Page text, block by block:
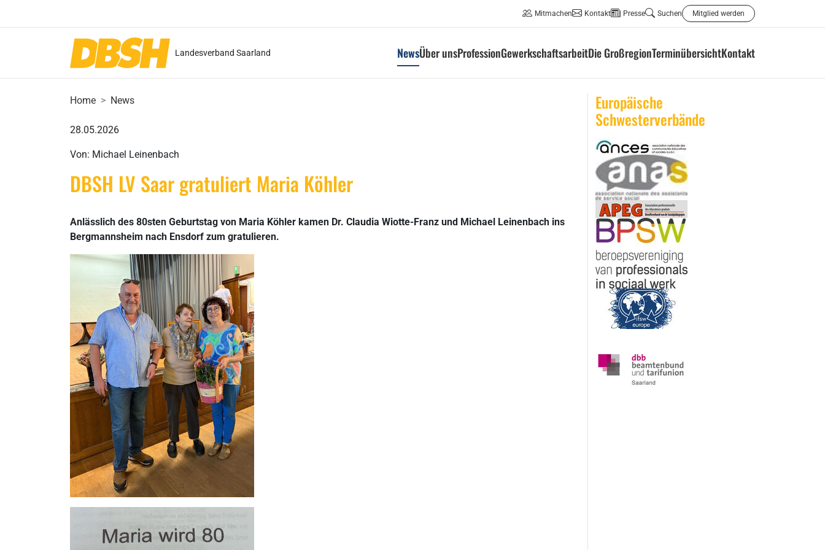
Mitmachen Kontakt Presse Suchen Mitglied werden
Landesverband Saarland NewsÜber unsProfessionGewerkschaftsarbeitDie GroßregionTerminübersichtKontakt
Home News
28.05.2026
Von: Michael Leinenbach
DBSH LV Saar gratuliert Maria Köhler
Anlässlich des 80sten Geburtstag von Maria Köhler kamen Dr. Claudia Wiotte-Franz und Michael Leinenbach ins
Bergmannsheim nach Ensdorf zum gratulieren.
Europäische
Schwesterverbände